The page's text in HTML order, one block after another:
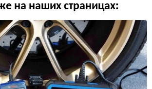
на наших страницах: